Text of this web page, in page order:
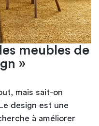
meubles de
»
mais sait-on
design est une
à améliorer